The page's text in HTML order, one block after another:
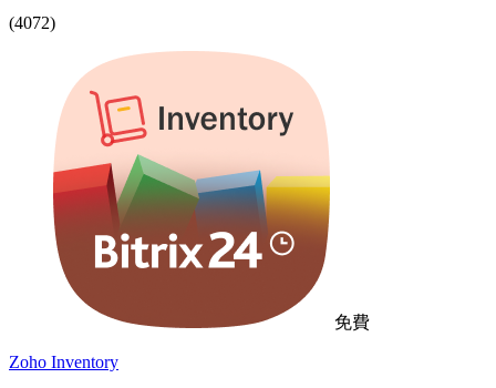
(4072)
免費
Zoho Inventory